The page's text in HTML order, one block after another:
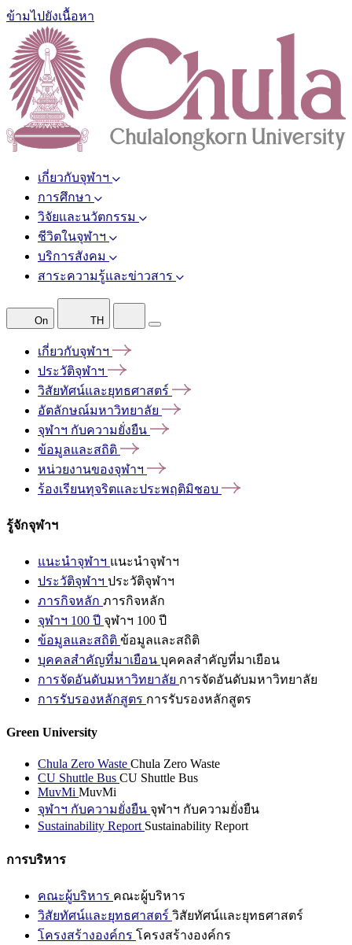
ข้ามไปยังเนื้อหา
เกี่ยวกับจุฬาฯ
การศึกษา
วิจัยและนวัตกรรม
ชีวิตในจุฬาฯ
บริการสังคม
สาระความรู้และข่าวสาร
On TH
เกี่ยวกับจุฬาฯ
ประวัติจุฬาฯ
วิสัยทัศน์และยุทธศาสตร์
อัตลักษณ์มหาวิทยาลัย
จุฬาฯ กับความยั่งยืน
ข้อมูลและสถิติ
หน่วยงานของจุฬาฯ
ร้องเรียนทุจริตและประพฤติมิชอบ
รู้จักจุฬาฯ
แนะนำจุฬาฯ แนะนำจุฬาฯ
ประวัติจุฬาฯ ประวัติจุฬาฯ
ภารกิจหลัก ภารกิจหลัก
จุฬาฯ 100 ปี จุฬาฯ 100 ปี
ข้อมูลและสถิติ ข้อมูลและสถิติ
บุคคลสำคัญที่มาเยือน บุคคลสำคัญที่มาเยือน
การจัดอันดับมหาวิทยาลัย การจัดอันดับมหาวิทยาลัย
การรับรองหลักสูตร การรับรองหลักสูตร
Green University
Chula Zero Waste Chula Zero Waste
CU Shuttle Bus CU Shuttle Bus
MuvMi MuvMi
จุฬาฯ กับความยั่งยืน จุฬาฯ กับความยั่งยืน
Sustainability Report Sustainability Report
การบริหาร
คณะผู้บริหาร คณะผู้บริหาร
วิสัยทัศน์และยุทธศาสตร์ วิสัยทัศน์และยุทธศาสตร์
โครงสร้างองค์กร โครงสร้างองค์กร